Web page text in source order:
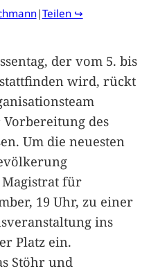
|Teilen ↪
der vom 5. bis
wird, rückt
des
Um die neuesten
für
19 Uhr, zu einer
ins
Platz ein.
Stöhr und